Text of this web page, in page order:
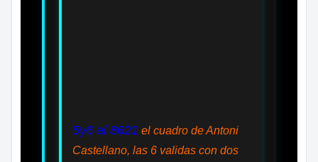
5y6 al 8621 el cuadro de Antoni
Castellano, las 6 validas con dos